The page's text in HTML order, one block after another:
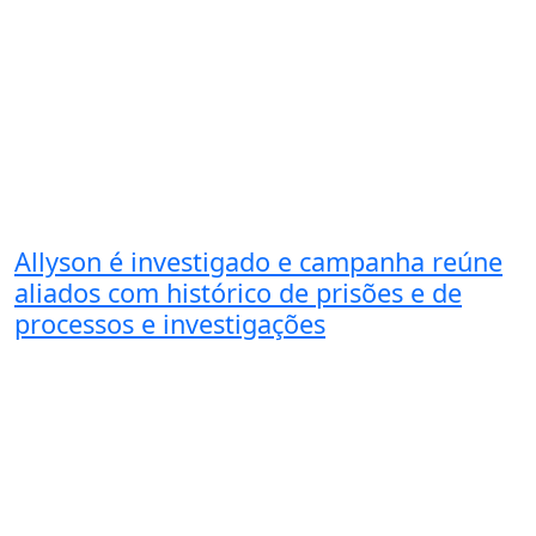
Allyson é investigado e campanha reúne
aliados com histórico de prisões e de
processos e investigações